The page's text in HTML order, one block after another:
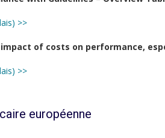
>>
impact of costs on performance,
>>
européenne